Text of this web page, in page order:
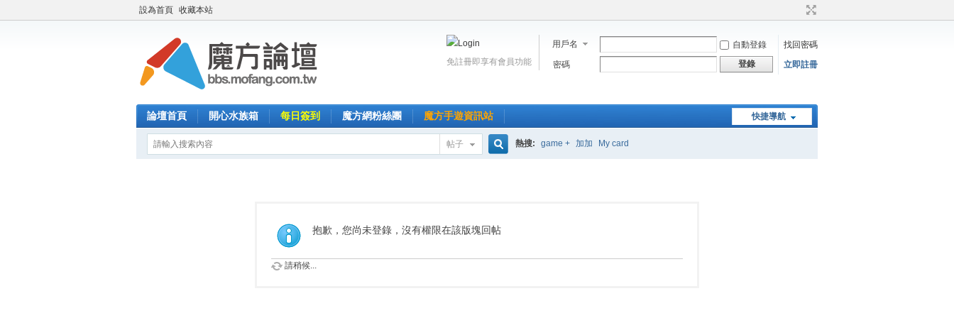
設為首頁 收藏本站
用戶名 自動登錄
找回密碼
密碼
登錄 立即註冊
免註冊即享有會員功能
快捷導航
論壇首頁 開心水族箱 每日簽到 魔方網粉絲團 魔方手遊資訊站
帖子
索
熱搜: game + 加加 My card
抱歉，您尚未登錄，沒有權限在該版塊回帖
請稍候...